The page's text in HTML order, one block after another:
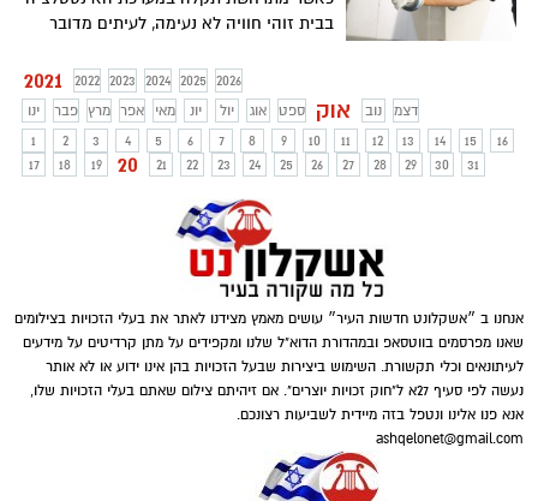
ואפילו היטב.
בבית זוהי חוויה לא נעימה, לעיתים מדובר
לפתור אותה, אך במקרים רבים עלולה
התקלה להיות מסובכת ומורכבת, מסוג
התקלות הדורשות איש מקצוע הגון ואמין.
בדומה לכל תחום מקצועי, טיפול לא נכון
בתקלה עלול לגרום לכך שהתקלה לא רק
תישאר, אלה גם תחמיר. מרבית האנשים
מעדיפים לבחור איש מקצוע שהם סומכים
עליו שילווה אותם במשך שנים, בין אם מדובר
ברופא שיניים או מוסכניק. אך מה עושים
כאשר ישנה תקלה ואין אינסטלטור מוכר
שניתן לסמוך עליו? ישנם כמה דגשים שיעזרו
לכם לאתר אינסטלטור אמין בשעת הצורך.
2021 2022 2023 2024 2025
2026
ינו
פבר מרץ אפר מאי יונ יול אוג ספט אוק נוב
דצמ
1
2 3 4 5 6 7 8 9 10 11 12 13 14 15
16
17
18 19 20 21 22 23 24 25 26 27 28 29 30 31
אנחנו ב ״אשקלונט חדשות העיר״ עושים מאמץ מצידנו לאתר את בעלי הזכויות בצילומים
שאנו מפרסמים בווטסאפ ובמהדורת הדוא"ל שלנו ומקפידים על מתן קרדיטים על מידעים
לעיתונאים וכלי תקשורת. השימוש ביצירות שבעל הזכויות בהן אינו ידוע או לא אותר
נעשה לפי סעיף 27א ל"חוק זכויות יוצרים". אם זיהיתם צילום שאתם בעלי הזכויות שלו,
אנא פנו אלינו ונטפל בזה מיידית לשביעות רצונכם.
ashqelonet@gmail.com